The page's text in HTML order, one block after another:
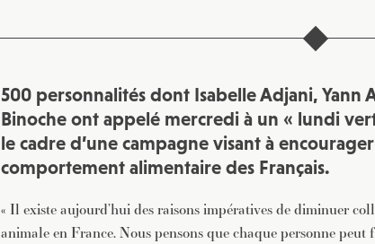
500 personnalités dont Isabelle Adjani, Yann
Binoche ont appelé mercredi à un « lundi
le cadre d’une campagne visant à
comportement alimentaire des Français.
« Il existe aujourd’hui des raisons impératives de diminuer
animale en France. Nous pensons que chaque personne peut